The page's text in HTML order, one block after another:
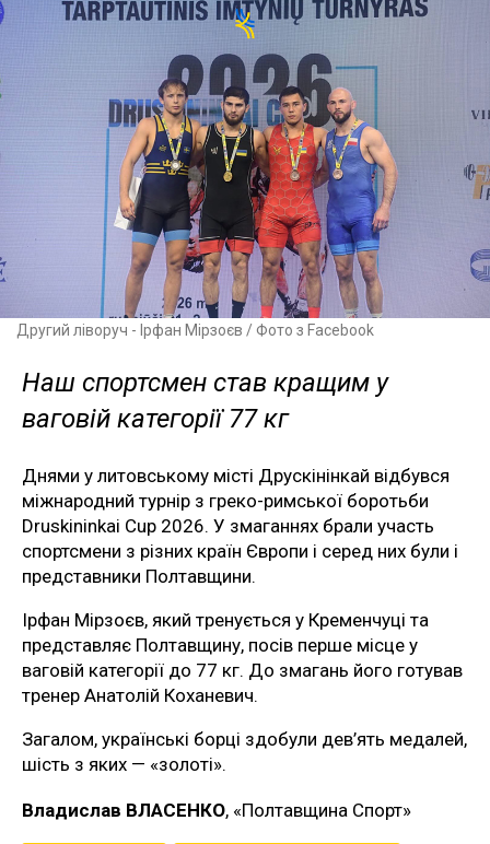
Другий ліворуч - Ірфан Мірзоєв / Фото з Facebook
Наш спортсмен став кращим у
ваговій категорії 77 кг
Днями у литовському місті Друскінінкай відбувся
міжнародний турнір з греко-римської боротьби
Druskininkai Cup 2026. У змаганнях брали участь
спортсмени з різних країн Європи і серед них були і
представники Полтавщини.
Ірфан Мірзоєв, який тренується у Кременчуці та
представляє Полтавщину, посів перше місце у
ваговій категорії до 77 кг. До змагань його готував
тренер Анатолій Коханевич.
Загалом, українські борці здобули дев’ять медалей,
шість з яких — «золоті».
Владислав ВЛАСЕНКО, «Полтавщина Спорт»